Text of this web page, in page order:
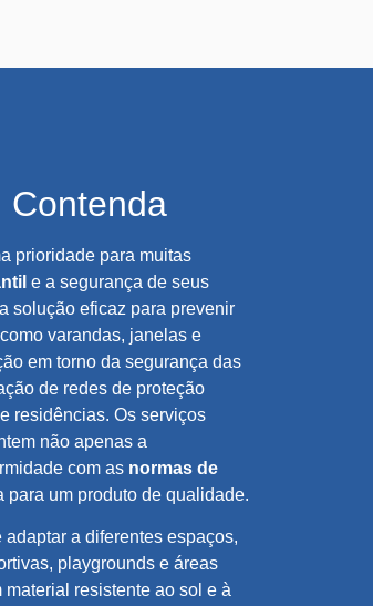
Contenda
prioridade para muitas
e a segurança de seus
solução eficaz para prevenir
varandas, janelas e
em torno da segurança das
de redes de proteção
residências. Os serviços
não apenas a
com as normas de
um produto de qualidade.
a diferentes espaços,
playgrounds e áreas
resistente ao sol e à